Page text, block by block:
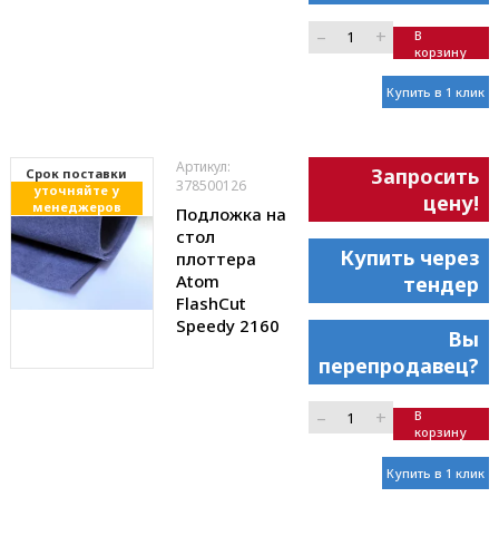
– +
В
корзину
Купить в 1 клик
Cрок поставки
уточняйте у
менеджеров
Артикул:
378500126
Подложка на
стол
плоттера
Atom
FlashCut
Speedy 2160
Запросить
цену!
Купить через
тендер
Вы
перепродавец?
– +
В
корзину
Купить в 1 клик